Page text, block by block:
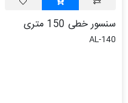
سنسور خطی 150 متری
AL-140